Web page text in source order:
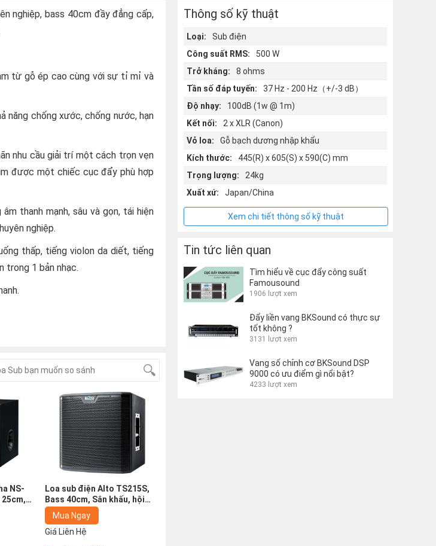
nghiệp, bass 40cm đầy đẳng cấp,
từ gỗ ép cao cùng với sự tỉ mỉ và
năng chống xước, chống nước, hạn
nhu cầu giải trí một cách trọn vẹn
được một chiếc cục đẩy phù hợp
thanh mạnh, sâu và gọn, tái hiện
nghiệp.
thấp, tiếng violon da diết, tiếng
trong 1 bản nhạc.
NS-
25cm,
1
Loa sub điện Alto TS215S,
Bass 40cm, Sân khấu, hội
trường, Karaoke( giá: 1
chiếc)
Mua Ngay
Giá Liên Hệ
Thông số kỹ thuật
Loại:
Sub điện
Công suất RMS:
500 W
Trở kháng:
8 ohms
Tần số đáp tuyến:
37 Hz - 200 Hz（+/-3 dB）
Độ nhạy:
100dB (1w @ 1m)
Kết nối:
2 x XLR (Canon)
Vỏ loa:
Gỗ bạch dương nhập khẩu
Kích thước:
445(R) x 605(S) x 590(C) mm
Trọng lượng:
24kg
Xuất xứ:
Japan/China
Xem chi tiết thông số kỹ thuật
Tin tức liên quan
Tìm hiểu về cục đẩy công suất
Famousound
1906 lượt xem
Đẩy liền vang BKSound có thực sự
tốt không ?
3131 lượt xem
Vang số chỉnh cơ BKSound DSP
9000 có ưu điểm gì nổi bật?
4233 lượt xem